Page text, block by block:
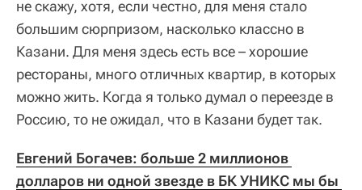
не скажу, хотя, если честно, для меня стало
большим сюрпризом, насколько классно в
Казани. Для меня здесь есть все – хорошие
рестораны, много отличных квартир, в которых
можно жить. Когда я только думал о переезде в
Россию, то не ожидал, что в Казани будет так.
Евгений Богачев: больше 2 миллионов
долларов ни одной звезде в БК УНИКС мы бы